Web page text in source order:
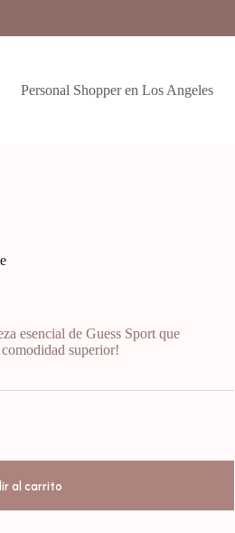
Personal Shopper en Los Angeles
esencial de Guess Sport que
superior!
al carrito